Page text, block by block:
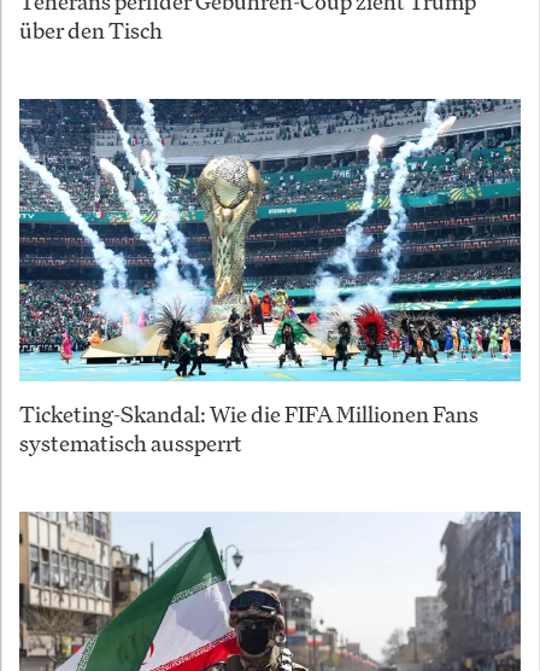
über den Tisch
Ticketing-Skandal: Wie die FIFA Millionen Fans
systematisch aussperrt